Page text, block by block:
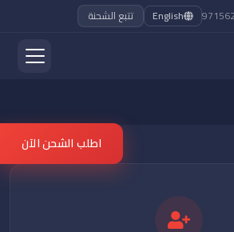
English تتبع الشحنة
اطلب الشحن الآن